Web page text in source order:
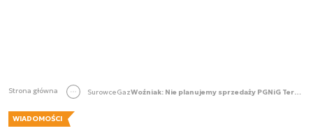
Strona główna SurowceGaz Woźniak: Nie planujemy sprzedaży PGNiG Termika
WIADOMOŚCI